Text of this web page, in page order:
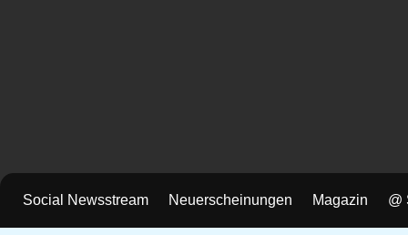
Social Newsstream Neuerscheinungen Magazin @